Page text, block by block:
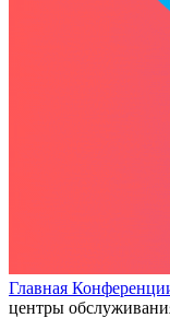
Главная
центры